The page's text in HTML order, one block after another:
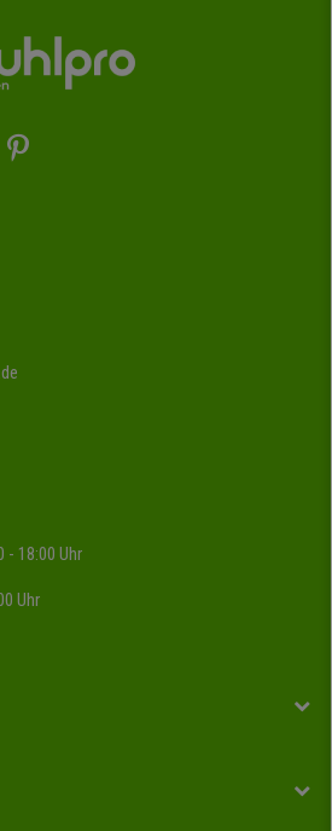
- 18:00 Uhr
Uhr